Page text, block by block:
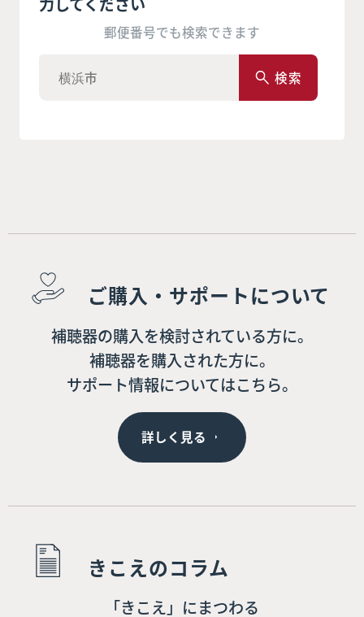
郵便番号でも検索できます
検索
ご購入・サポートについて
補聴器の購入を検討されている方に。
補聴器を購入された方に。
サポート情報についてはこちら。
詳しく見る
きこえのコラム
「きこえ」にまつわる